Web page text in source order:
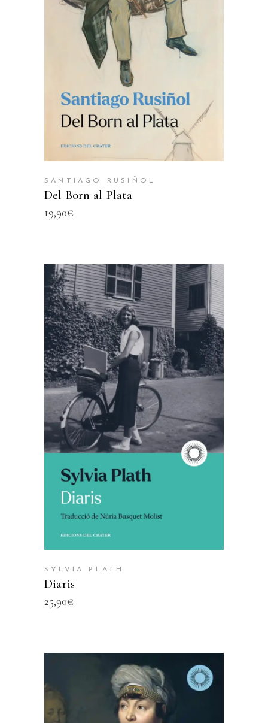
AFEGEIX A LA CISTELLA
SANTIAGO RUSIÑOL
Del Born al Plata
19,90€
AFEGEIX A LA CISTELLA
SYLVIA PLATH
Diaris
25,90€